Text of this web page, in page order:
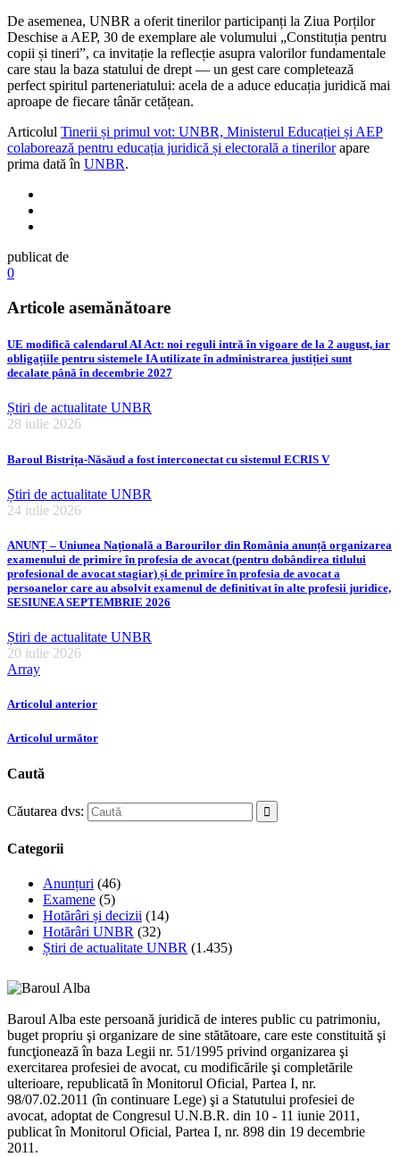
De asemenea, UNBR a oferit tinerilor participanți la Ziua Porților
Deschise a AEP, 30 de exemplare ale volumului „Constituția pentru
copii și tineri”, ca invitație la reflecție asupra valorilor fundamentale
care stau la baza statului de drept — un gest care completează
perfect spiritul parteneriatului: acela de a aduce educația juridică mai
aproape de fiecare tânăr cetățean.
Articolul Tinerii și primul vot: UNBR, Ministerul Educației și AEP
colaborează pentru educația juridică și electorală a tinerilorapare
prima dată în UNBR.
publicat de
0
Articole asemănătoare
UE modifică calendarul AI Act: noi reguli intră în vigoare de la 2 august, iar
obligațiile pentru sistemele IA utilizate în administrarea justiției sunt
decalate până în decembrie 2027
Știri de actualitate UNBR
28 iulie 2026
Baroul Bistrița-Năsăud a fost interconectat cu sistemul ECRIS V
Știri de actualitate UNBR
24 iulie 2026
ANUNȚ – Uniunea Națională a Barourilor din România anunță organizarea
examenului de primire în profesia de avocat (pentru dobândirea titlului
profesional de avocat stagiar) și de primire în profesia de avocat a
persoanelor care au absolvit examenul de definitivat în alte profesii juridice,
SESIUNEA SEPTEMBRIE 2026
Știri de actualitate UNBR
20 iulie 2026
Array
Articolul anterior
Articolul următor
Caută
Căutarea dvs:
Categorii
Anunțuri (46)
Examene (5)
Hotărâri și decizii (14)
Hotărâri UNBR (32)
Știri de actualitate UNBR (1.435)
Baroul Alba este persoană juridică de interes public cu patrimoniu,
buget propriu şi organizare de sine stătătoare, care este constituită şi
funcţionează în baza Legii nr. 51/1995 privind organizarea şi
exercitarea profesiei de avocat, cu modificările şi completările
ulterioare, republicată în Monitorul Oficial, Partea I, nr.
98/07.02.2011 (în continuare Lege) şi a Statutului profesiei de
avocat, adoptat de Congresul U.N.B.R. din 10 - 11 iunie 2011,
publicat în Monitorul Oficial, Partea I, nr. 898 din 19 decembrie
2011.